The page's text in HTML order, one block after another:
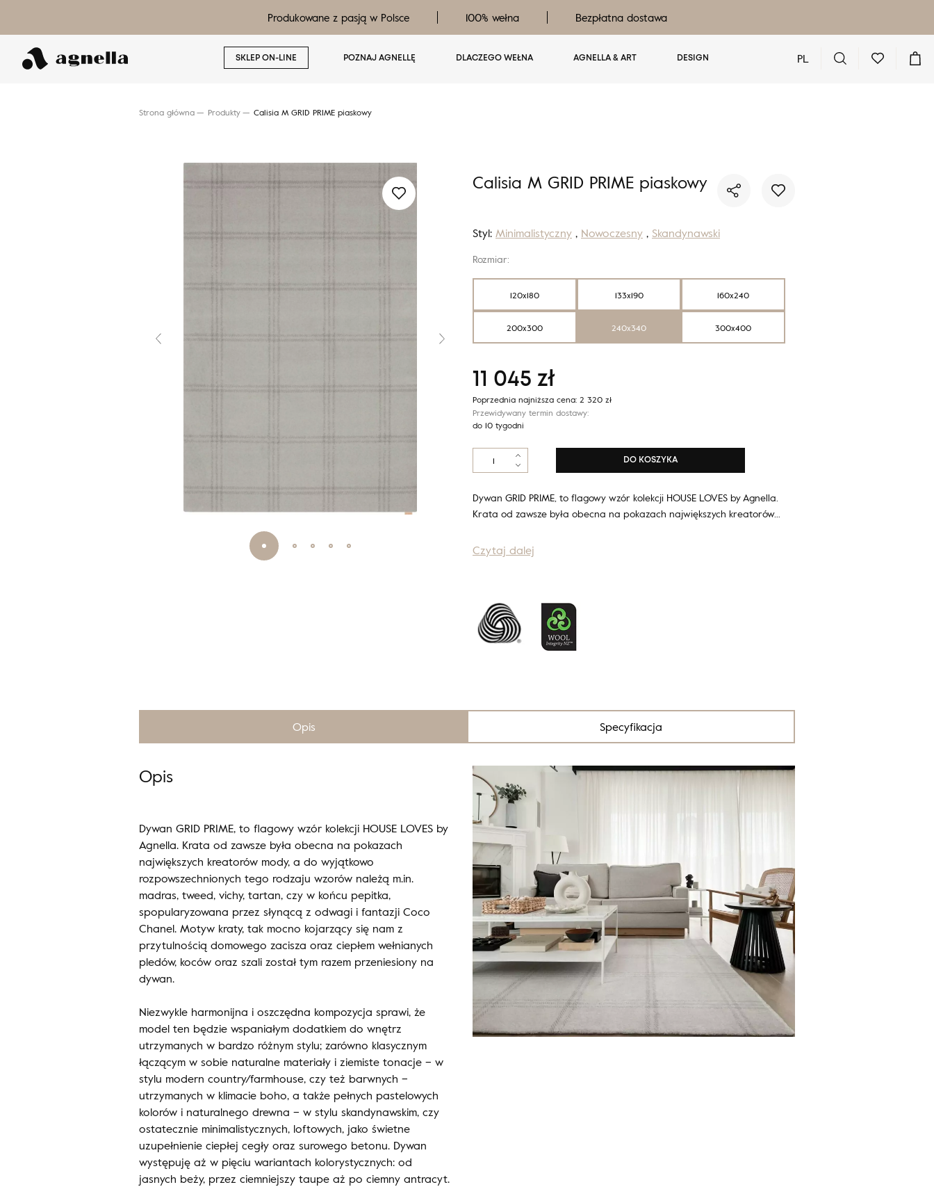
Produkowane z pasją w Polsce 100% wełna Bezpłatna dostawa
SKLEP ON-LINE POZNAJ AGNELLĘ DLACZEGO WEŁNA AGNELLA & ART DESIGN PL
Strona główna Produkty Calisia M GRID PRIME piaskowy
Calisia M GRID PRIME piaskowy
Styl: Minimalistyczny , Nowoczesny , Skandynawski
Rozmiar:
120x180 133x190 160x240
200x300 240x340 300x400
11 045 zł
Poprzednia najniższa cena: 2 320 zł
Przewidywany termin dostawy:
do 10 tygodni
ilość
Calisia
GRID
PRIME
piaskowy
DO KOSZYKA
Dywan GRID PRIME, to flagowy wzór kolekcji HOUSE LOVES by Agnella.
Krata od zawsze była obecna na pokazach największych kreatorów…
Czytaj dalej
Opis Specyfikacja
Opis
Dywan GRID PRIME, to flagowy wzór kolekcji HOUSE LOVES by
Agnella. Krata od zawsze była obecna na pokazach
największych kreatorów mody, a do wyjątkowo
rozpowszechnionych tego rodzaju wzorów należą m.in.
madras, tweed, vichy, tartan, czy w końcu pepitka,
spopularyzowana przez słynącą z odwagi i fantazji Coco
Chanel. Motyw kraty, tak mocno kojarzący się nam z
przytulnością domowego zacisza oraz ciepłem wełnianych
pledów, koców oraz szali został tym razem przeniesiony na
dywan.
Niezwykle harmonijna i oszczędna kompozycja sprawi, że
model ten będzie wspaniałym dodatkiem do wnętrz
utrzymanych w bardzo różnym stylu; zarówno klasycznym
łączącym w sobie naturalne materiały i ziemiste tonacje – w
stylu modern country/farmhouse, czy też barwnych –
utrzymanych w klimacie boho, a także pełnych pastelowych
kolorów i naturalnego drewna – w stylu skandynawskim, czy
ostatecznie minimalistycznych, loftowych, jako świetne
uzupełnienie ciepłej cegły oraz surowego betonu. Dywan
występuję aż w pięciu wariantach kolorystycznych: od
jasnych beży, przez ciemniejszy taupe aż po ciemny antracyt.
Wyszukaj produkt